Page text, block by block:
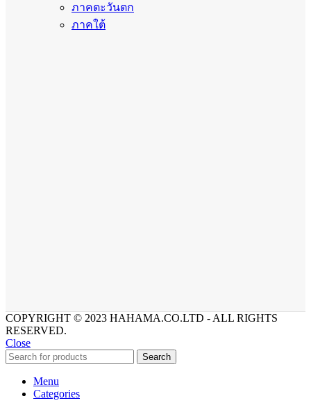
ภาคตะวันตก
ภาคใต้
COPYRIGHT © 2023 HAHAMA.CO.LTD - ALL RIGHTS
RESERVED.
Close
Search
Menu
Categories